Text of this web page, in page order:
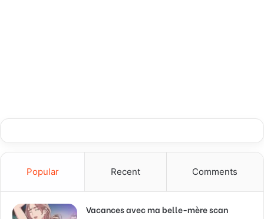
Popular Recent Comments
Vacances avec ma belle-mère scan